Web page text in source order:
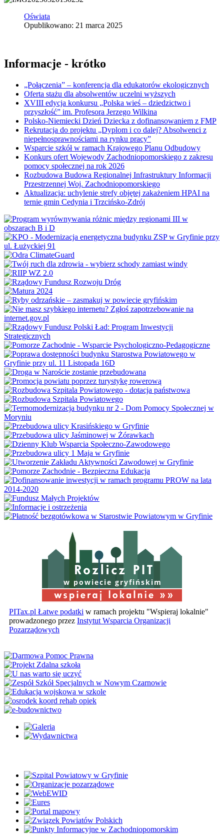
Oświata
Opublikowano: 21 marca 2025
Informacje - krótko
„Połączenia” – konferencja dla edukatorów ekologicznych
Oferta stażu dla absolwentów uczelni wyższych
XVIII edycja konkursu „Polska wieś – dziedzictwo i
przyszłość” im. Profesora Jerzego Wilkina
Polsko-Niemiecki Dzień Dziecka z dofinansowaniem z FMP
Rekrutacja do projektu „Dyplom i co dalej? Absolwenci z
niepełnosprawnościami na rynku pracy”
Wsparcie szkół w ramach Krajowego Planu Odbudowy
Konkurs ofert Wojewody Zachodniopomorskiego z zakresu
pomocy społecznej na rok 2026
Rozbudowa Budowa Regionalnej Infrastruktury Informacji
Przestrzennej Woj. Zachodniopomorskiego
Aktualizacja: uchylenie strefy objętej zakażeniem HPAI na
ternie gmin Cedynia i Trzcińsko-Zdrój
w powiecie gryfińskim
PITax.pl Łatwe podatki w ramach projektu "Wspieraj lokalnie"
prowadzonego przez Instytut Wsparcia Organizacji
Pozarządowych